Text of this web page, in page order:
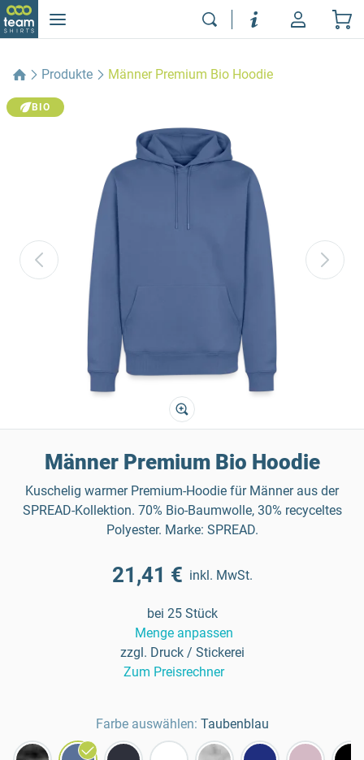
Produkte Männer Premium Bio Hoodie
BIO
Männer Premium Bio Hoodie
Kuschelig warmer Premium-Hoodie für Männer aus der
SPREAD-Kollektion. 70% Bio-Baumwolle, 30% recyceltes
Polyester. Marke: SPREAD.
21,41 € inkl. MwSt.
bei 25 Stück
Menge anpassen
zzgl. Druck / Stickerei
Zum Preisrechner
Farbe auswählen: Taubenblau